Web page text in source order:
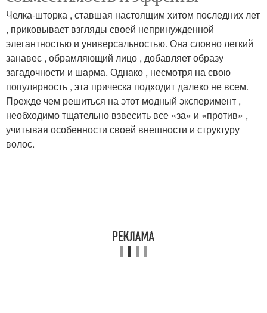
Волос с челкой
Челка-шторка , ставшая настоящим хитом последних лет
, приковывает взгляды своей непринужденной
элегантностью и универсальностью. Она словно легкий
занавес , обрамляющий лицо , добавляет образу
загадочности и шарма. Однако , несмотря на свою
популярность , эта прическа подходит далеко не всем.
Прежде чем решиться на этот модный эксперимент ,
необходимо тщательно взвесить все «за» и «против» ,
учитывая особенности своей внешности и структуру
волос.